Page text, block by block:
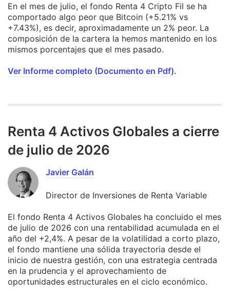
En el mes de julio, el fondo Renta 4 Cripto Fil se ha
comportado algo peor que Bitcoin (+5.21% vs
+7.43%), es decir, aproximadamente un 2% peor. La
composición de la cartera la hemos mantenido en los
mismos porcentajes que el mes pasado.
Ver Informe completo (Documento en Pdf).
Renta 4 Activos Globales a cierre
de julio de 2026
Javier Galán
Director de Inversiones de Renta Variable
El fondo Renta 4 Activos Globales ha concluido el mes
de julio de 2026 con una rentabilidad acumulada en el
año del +2,4%. A pesar de la volatilidad a corto plazo,
el fondo mantiene una sólida trayectoria desde el
inicio de nuestra gestión, con una estrategia centrada
en la prudencia y el aprovechamiento de
oportunidades estructurales en el ciclo económico.